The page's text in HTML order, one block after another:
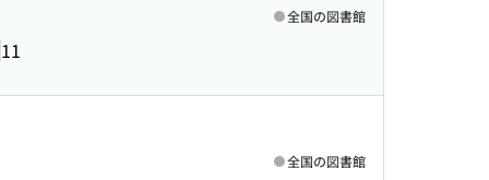
11
全国の図書館
全国の図書館